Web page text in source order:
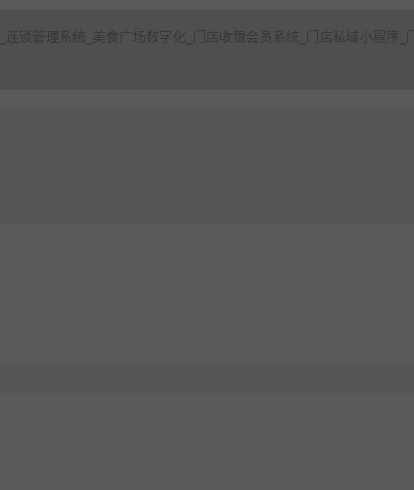
锁管理系统_美食广场数字化_门店收银会员系统_门店私域小程序_